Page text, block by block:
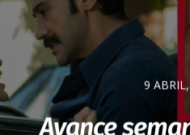
9
Avance